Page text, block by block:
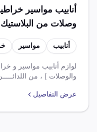
أنابيب مواسير
وصلات من
طبية
أنابيب مواسير
لوازم أنابيب مواسير و
تخضع لضريبة جمركية.
عرض التفاصيل